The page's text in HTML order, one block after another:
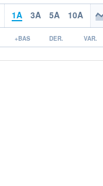
1A 3A 5A 10A
+BAS DER. VAR.